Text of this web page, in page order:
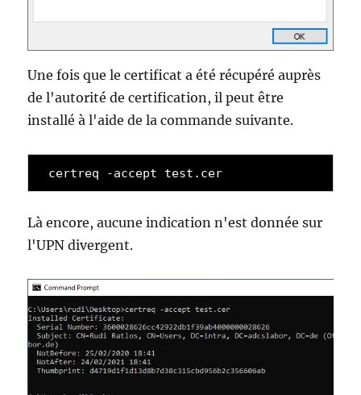
Une fois que le certificat a été récupéré auprès
de l'autorité de certification, il peut être
installé à l'aide de la commande suivante.
certreq -accept test.cer
Là encore, aucune indication n'est donnée sur
l'UPN divergent.